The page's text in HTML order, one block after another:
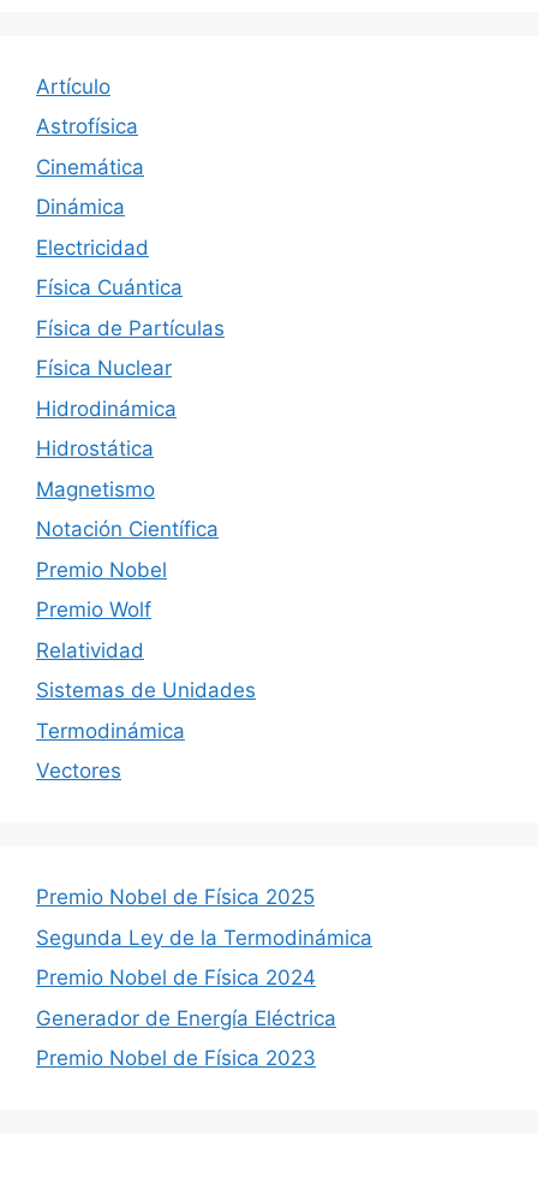
Artículo
Astrofísica
Cinemática
Dinámica
Electricidad
Física Cuántica
Física de Partículas
Física Nuclear
Hidrodinámica
Hidrostática
Magnetismo
Notación Científica
Premio Nobel
Premio Wolf
Relatividad
Sistemas de Unidades
Termodinámica
Vectores
Premio Nobel de Física 2025
Segunda Ley de la Termodinámica
Premio Nobel de Física 2024
Generador de Energía Eléctrica
Premio Nobel de Física 2023